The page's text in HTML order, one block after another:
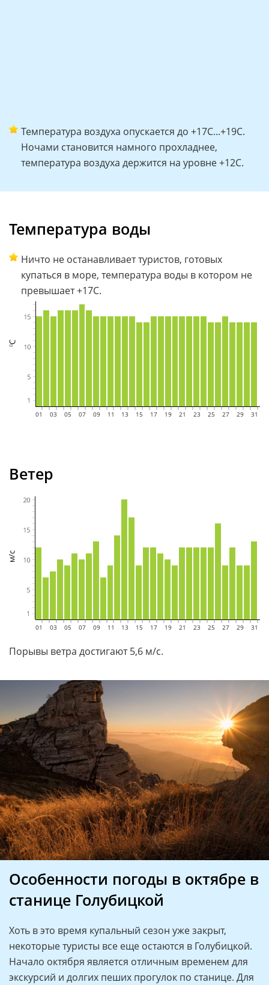
Температура воздуха опускается до +17С...+19С.
Ночами становится намного прохладнее,
температура воздуха держится на уровне +12С.
Температура воды
Ничто не останавливает туристов, готовых
купаться в море, температура воды в котором не
превышает +17С.
01 03 05 0708 0910 11 13 15 17 19 2021 2223 25 2728 2930 31
Ветер
01 03 05 0708 0910 11 13 15 17 19 2021 2223 25 2728 2930 31
Порывы ветра достигают 5,6 м/с.
Особенности погоды в октябре в
станице Голубицкой
Хоть в это время купальный сезон уже закрыт,
некоторые туристы все еще остаются в Голубицкой.
Начало октября является отличным временем для
экскурсий и долгих пеших прогулок по станице. Для